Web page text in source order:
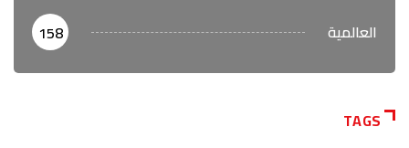
العالمية 158
TAGS